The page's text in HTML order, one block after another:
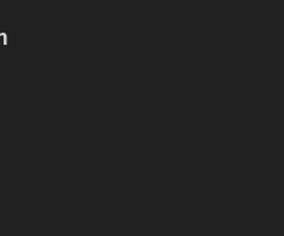
JNews - View Counter to be